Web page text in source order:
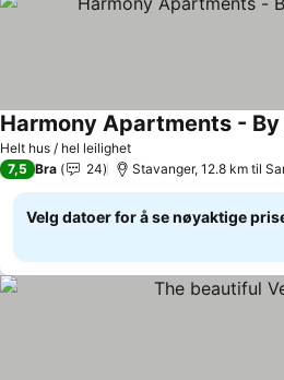
Helt hus / hel leilighet
Harmony Apartments -
7,5 Bra 24 Stavanger, 12.8 km til
Velg datoer for å se nøyaktige